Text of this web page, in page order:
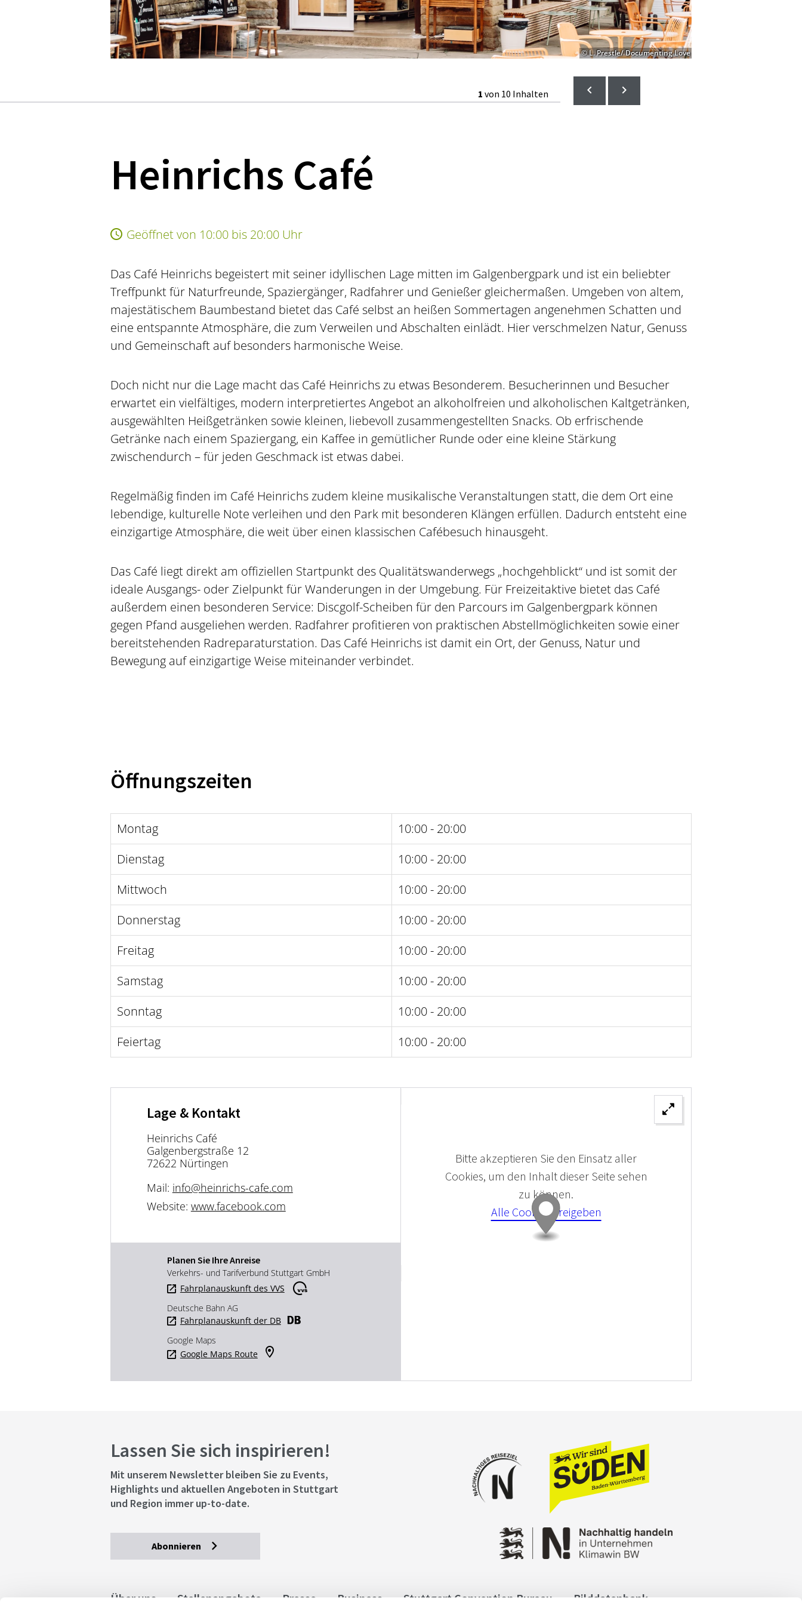
© L. Prestle/ Documenting Love
1 von 10 Inhalten
Heinrichs Café
Geöffnet von 10:00 bis 20:00 Uhr
Das Café Heinrichs begeistert mit seiner idyllischen Lage mitten im Galgenbergpark und ist ein beliebter
Treffpunkt für Naturfreunde, Spaziergänger, Radfahrer und Genießer gleichermaßen. Umgeben von altem,
majestätischem Baumbestand bietet das Café selbst an heißen Sommertagen angenehmen Schatten und
eine entspannte Atmosphäre, die zum Verweilen und Abschalten einlädt. Hier verschmelzen Natur, Genuss
und Gemeinschaft auf besonders harmonische Weise.
Doch nicht nur die Lage macht das Café Heinrichs zu etwas Besonderem. Besucherinnen und Besucher
erwartet ein vielfältiges, modern interpretiertes Angebot an alkoholfreien und alkoholischen Kaltgetränken,
ausgewählten Heißgetränken sowie kleinen, liebevoll zusammengestellten Snacks. Ob erfrischende
Getränke nach einem Spaziergang, ein Kaffee in gemütlicher Runde oder eine kleine Stärkung
zwischendurch – für jeden Geschmack ist etwas dabei.
Regelmäßig finden im Café Heinrichs zudem kleine musikalische Veranstaltungen statt, die dem Ort eine
lebendige, kulturelle Note verleihen und den Park mit besonderen Klängen erfüllen. Dadurch entsteht eine
einzigartige Atmosphäre, die weit über einen klassischen Cafébesuch hinausgeht.
Das Café liegt direkt am offiziellen Startpunkt des Qualitätswanderwegs „hochgehblickt“ und ist somit der
ideale Ausgangs- oder Zielpunkt für Wanderungen in der Umgebung. Für Freizeitaktive bietet das Café
außerdem einen besonderen Service: Discgolf-Scheiben für den Parcours im Galgenbergpark können
gegen Pfand ausgeliehen werden. Radfahrer profitieren von praktischen Abstellmöglichkeiten sowie einer
bereitstehenden Radreparaturstation. Das Café Heinrichs ist damit ein Ort, der Genuss, Natur und
Bewegung auf einzigartige Weise miteinander verbindet.
Öffnungszeiten
Montag
10:00 - 20:00
Dienstag
10:00 - 20:00
Mittwoch
10:00 - 20:00
Donnerstag
10:00 - 20:00
Freitag
10:00 - 20:00
Samstag
10:00 - 20:00
Sonntag
10:00 - 20:00
Feiertag
10:00 - 20:00
Lage & Kontakt
Heinrichs Café
Galgenbergstraße 12
72622 Nürtingen
Mail: info@heinrichs-cafe.com
Website: www.facebook.com
Planen Sie Ihre Anreise
Verkehrs- und Tarifverbund Stuttgart GmbH
Fahrplanauskunft des VVS
Deutsche Bahn AG
Fahrplanauskunft der DB
Google Maps
Google Maps Route
Bitte akzeptieren Sie den Einsatz aller
Cookies, um den Inhalt dieser Seite sehen
zu können.
Alle Cookies Freigeben
Lassen Sie sich inspirieren!
Mit unserem Newsletter bleiben Sie zu Events,
Highlights und aktuellen Angeboten in Stuttgart
und Region immer up-to-date.
Abonnieren
Über uns Stellenangebote Presse Business Stuttgart Convention Bureau Bilddatenbank